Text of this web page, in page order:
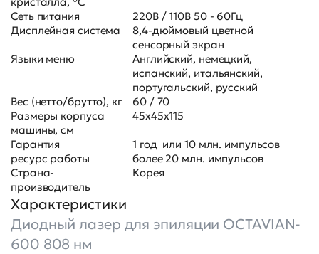
Сеть питания
220В / 110В 50 - 60Гц
Дисплейная система
8,4-дюймовый цветной
сенсорный экран
Языки меню
Английский, немецкий,
испанский, итальянский,
португальский, русский
Вес (нетто/брутто), кг
60 / 70
Размеры корпуса
машины, см
45х45х115
Гарантия
1 год или 10 млн. импульсов
ресурс работы
более 20 млн. импульсов
Страна-
производитель
Корея
Характеристики
Диодный лазер для эпиляции OCTAVIAN-
600 808 нм